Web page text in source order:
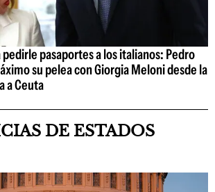
pedirle pasaportes a los italianos: Pedro
su pelea con Giorgia Meloni desde la
a Ceuta
DE ESTADOS